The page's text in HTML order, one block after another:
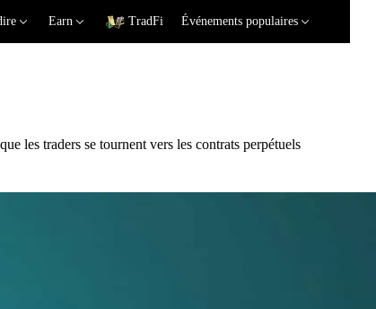
Earn TradFi Événements populaires
les traders se tournent vers les contrats perpétuels